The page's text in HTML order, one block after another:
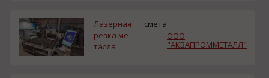
Лазерная
резка ме
талла
смета
ООО
"АКВАПРОММЕТАЛЛ"